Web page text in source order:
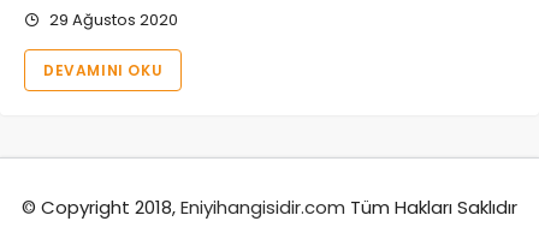
29 Ağustos 2020
DEVAMINI OKU
© Copyright 2018,Eniyihangisidir.com Tüm Hakları Saklıdır